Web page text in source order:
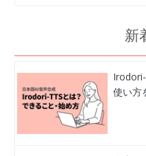
新
使い方